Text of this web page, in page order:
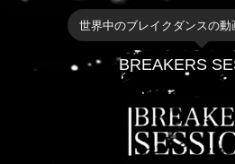
世界中のブレイクダンスの動
BREAKERS